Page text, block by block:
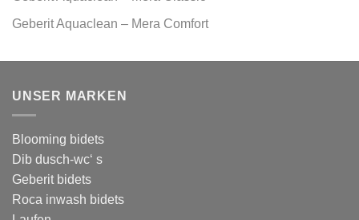
Geberit Aquaclean – Mera Comfort
UNSER MARKEN
Blooming bidets
Dib dusch-wc‘ s
Geberit bidets
Roca inwash bidets